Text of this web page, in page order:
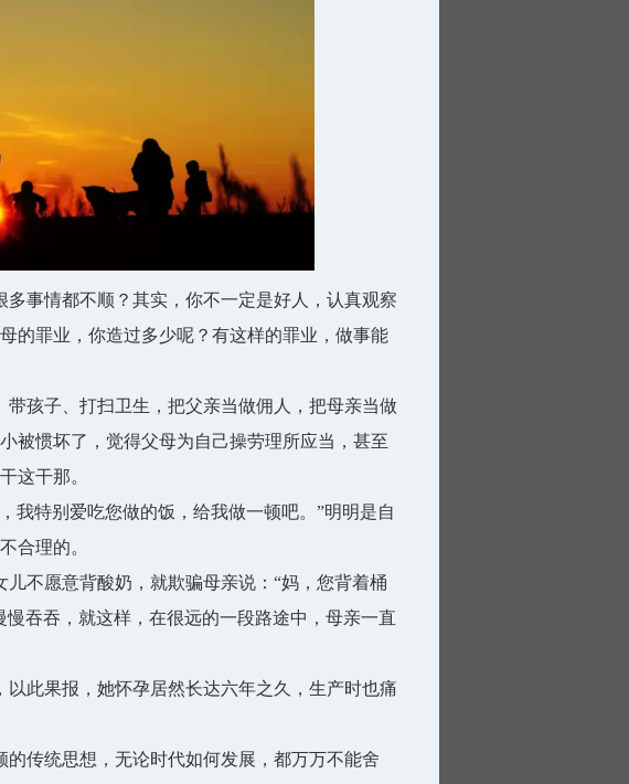
事情都不顺？其实，你不一定是好人，认真观察
的罪业，你造过多少呢？有这样的罪业，做事能
孩子、打扫卫生，把父亲当做佣人，把母亲当做
被惯坏了，觉得父母为自己操劳理所应当，甚至
这干那。
特别爱吃您做的饭，给我做一顿吧。”明明是自
合理的。
不愿意背酸奶，就欺骗母亲说：“妈，您背着桶
吞吞，就这样，在很远的一段路途中，母亲一直
此果报，她怀孕居然长达六年之久，生产时也痛
传统思想，无论时代如何发展，都万万不能舍